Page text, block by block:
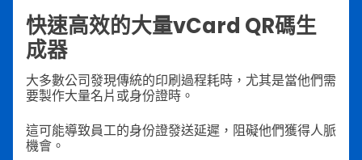
快速高效的大量vCard QR碼生
成器
大多數公司發現傳統的印刷過程耗時，尤其是當他們需
要製作大量名片或身份證時。
這可能導致員工的身份證發送延遲，阻礙他們獲得人脈
機會。